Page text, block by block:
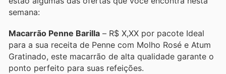
semana:
Macarrão Penne Barilla – R$ X,XX por pacote Ideal
para a sua receita de Penne com Molho Rosé e Atum
Gratinado, este macarrão de alta qualidade garante o
ponto perfeito para suas refeições.